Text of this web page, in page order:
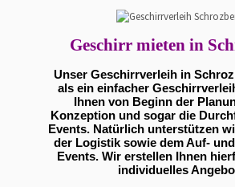
Geschirr mieten in
Unser Geschirrverleih in
als ein einfacher
Ihnen von Beginn der
Konzeption und sogar die
Events. Natürlich unterstützen
der Logistik sowie dem Auf-
Events. Wir erstellen Ihnen
individuelles